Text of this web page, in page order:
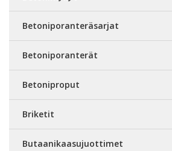
Betoniporanteräsarjat
Betoniporanterät
Betoniproput
Briketit
Butaanikaasujuottimet